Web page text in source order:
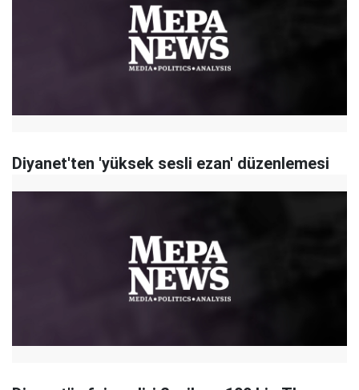
Diyanet'ten 'yüksek sesli ezan' düzenlemesi